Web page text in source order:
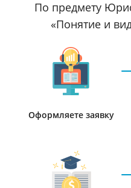
По предмету
«Понятие и
Оформляете заявку